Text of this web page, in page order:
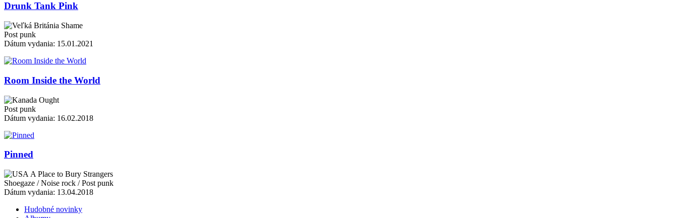
Drunk Tank Pink
Shame
Post punk
Dátum vydania: 15.01.2021
Room Inside the World
Ought
Post punk
Dátum vydania: 16.02.2018
Pinned
A Place to Bury Strangers
Shoegaze / Noise rock / Post punk
Dátum vydania: 13.04.2018
Hudobné novinky